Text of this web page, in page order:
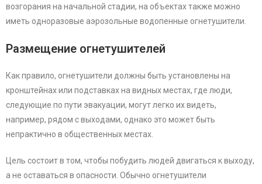
возгорания на начальной стадии, на объектах также можно
иметь одноразовые аэрозольные водопенные огнетушители.
Размещение огнетушителей
Как правило, огнетушители должны быть установлены на
кронштейнах или подставках на видных местах, где люди,
следующие по пути эвакуации, могут легко их видеть,
например, рядом с выходами, однако это может быть
непрактично в общественных местах.
Цель состоит в том, чтобы побудить людей двигаться к выходу,
а не оставаться в опасности. Обычно огнетушители